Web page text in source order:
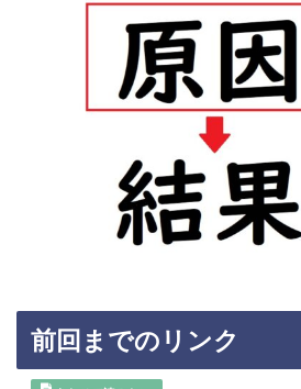
前回までのリンク